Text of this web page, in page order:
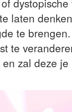
laten
te
te
zal deze